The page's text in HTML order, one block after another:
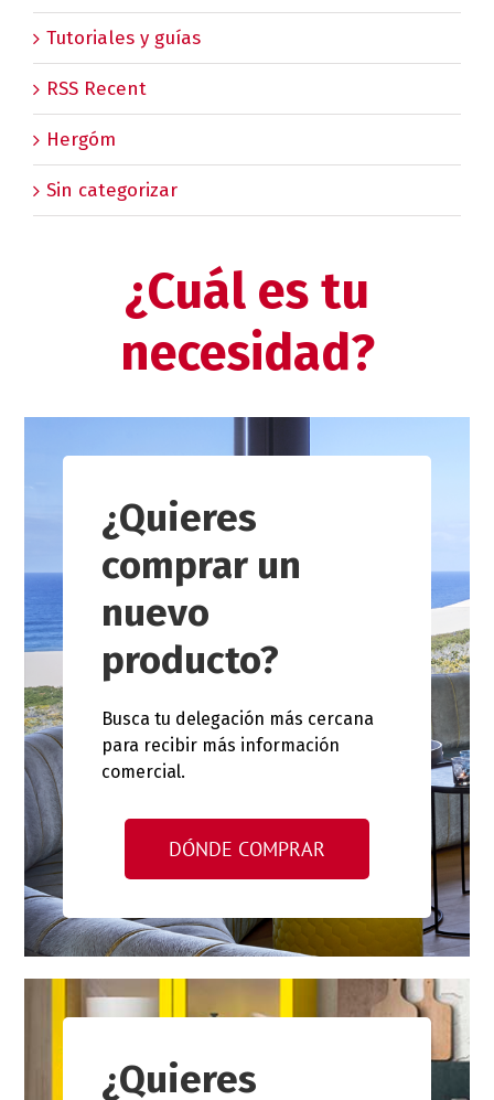
Tutoriales y guías
RSS Recent
Hergóm
Sin categorizar
¿Cuál es tu
necesidad?
¿Quieres
comprar un
nuevo
producto?
Busca tu delegación más cercana
para recibir más información
comercial.
DÓNDE COMPRAR
¿Quieres